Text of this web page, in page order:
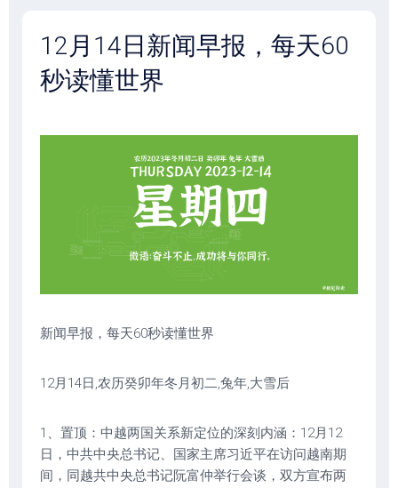
12月14日新闻早报，每天60
秒读懂世界
新闻早报，每天60秒读懂世界
12月14日,农历癸卯年冬月初二,兔年,大雪后
1、置顶：中越两国关系新定位的深刻内涵：12月12
日，中共中央总书记、国家主席习近平在访问越南期
间，同越共中央总书记阮富仲举行会谈，双方宣布两